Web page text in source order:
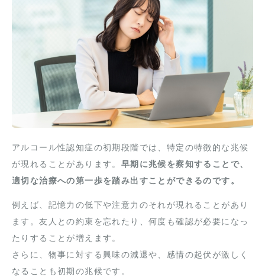
アルコール性認知症の初期段階では、特定の特徴的な兆候
が現れることがあります。 早期に兆候を察知することで、
適切な治療への第一歩を踏み出すことができるのです。
例えば、記憶力の低下や注意力のそれが現れることがあり
ます。友人との約束を忘れたり、何度も確認が必要になっ
たりすることが増えます。
さらに、物事に対する興味の減退や、感情の起伏が激しく
なることも初期の兆候です。